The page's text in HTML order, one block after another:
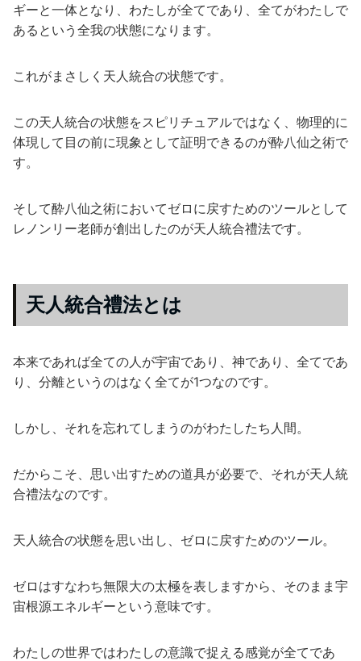
ギーと一体となり、わたしが全てであり、全てがわたしで
あるという全我の状態になります。
これがまさしく天人統合の状態です。
この天人統合の状態をスピリチュアルではなく、物理的に
体現して目の前に現象として証明できるのが酔八仙之術で
す。
そして酔八仙之術においてゼロに戻すためのツールとして
レノンリー老師が創出したのが天人統合禮法です。
天人統合禮法とは
本来であれば全ての人が宇宙であり、神であり、全てであ
り、分離というのはなく全てが1つなのです。
しかし、それを忘れてしまうのがわたしたち人間。
だからこそ、思い出すための道具が必要で、それが天人統
合禮法なのです。
天人統合の状態を思い出し、ゼロに戻すためのツール。
ゼロはすなわち無限大の太極を表しますから、そのまま宇
宙根源エネルギーという意味です。
わたしの世界ではわたしの意識で捉える感覚が全てであ